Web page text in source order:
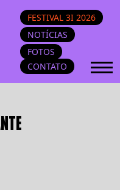
FESTIVAL 3I 2026
NOTÍCIAS
FOTOS
CONTATO